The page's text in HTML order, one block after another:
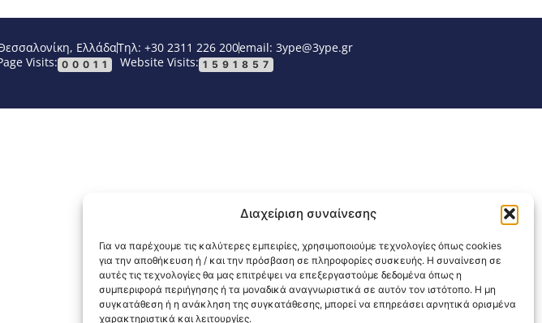
Διαχείριση συναίνεσης
Για να παρέχουμε τις καλύτερες εμπειρίες, χρησιμοποιούμε τεχνολογίες όπως cookies
για την αποθήκευση ή / και την πρόσβαση σε πληροφορίες συσκευής. Η συναίνεση σε
αυτές τις τεχνολογίες θα μας επιτρέψει να επεξεργαστούμε δεδομένα όπως η
συμπεριφορά περιήγησης ή τα μοναδικά αναγνωριστικά σε αυτόν τον ιστότοπο. Η μη
συγκατάθεση ή η ανάκληση της συγκατάθεσης, μπορεί να επηρεάσει αρνητικά ορισμένα
χαρακτηριστικά και λειτουργίες.
ΕλλάδαΤηλ: +30 2311 226 200email: 3ype@3ype.gr
Visits: 00011 Website Visits: 1591857